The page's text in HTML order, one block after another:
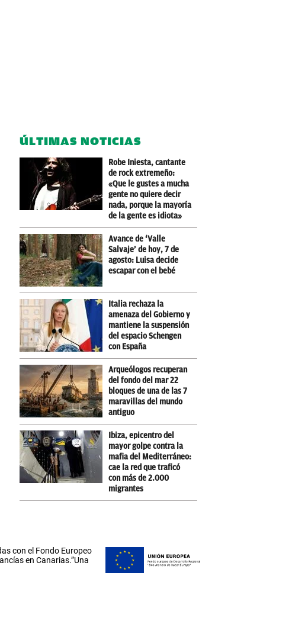
ÚLTIMAS NOTICIAS
Robe Iniesta, cantante
de rock extremeño:
«Que le gustes a mucha
gente no quiere decir
nada, porque la mayoría
de la gente es idiota»
Avance de ‘Valle
Salvaje’ de hoy, 7 de
agosto: Luisa decide
escapar con el bebé
Italia rechaza la
amenaza del Gobierno y
mantiene la suspensión
del espacio Schengen
con España
Arqueólogos recuperan
del fondo del mar 22
bloques de una de las 7
maravillas del mundo
antiguo
Ibiza, epicentro del
mayor golpe contra la
mafia del Mediterráneo:
cae la red que traficó
con más de 2.000
migrantes
con el Fondo Europeo
en Canarias.”Una